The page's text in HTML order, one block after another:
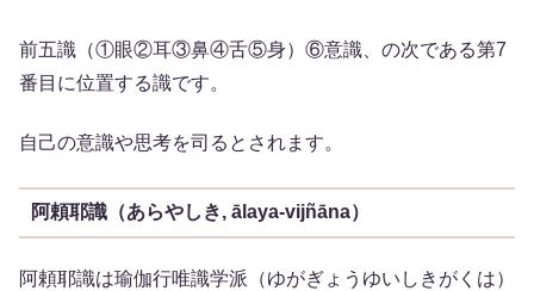
前五識（①眼②耳③鼻④舌⑤身）⑥意識、の次である第7
番目に位置する識です。
自己の意識や思考を司るとされます。
阿頼耶識（あらやしき, ālaya-vijñāna）
阿頼耶識は瑜伽行唯識学派（ゆがぎょうゆいしきがくは）